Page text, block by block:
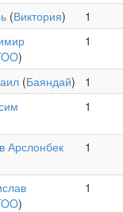
(Виктория) 1
)
1
(Баяндай) 1
1
Арслонбек
1
)
1